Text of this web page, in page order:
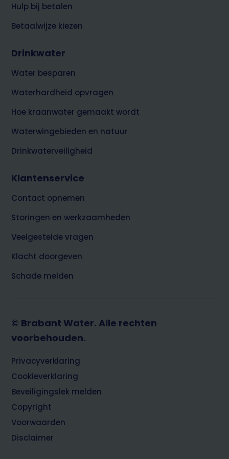
Hulp bij betalen
Betaalwijze kiezen
Drinkwater
Water besparen
Waterhardheid opvragen
Hoe kraanwater gemaakt wordt
Waterwingebieden en natuur
Drinkwaterveiligheid
Klantenservice
Contact opnemen
Storingen en werkzaamheden
Veelgestelde vragen
Klacht doorgeven
Schade melden
© Brabant Water. Alle rechten
voorbehouden.
Footer
Privacyverklaring
Cookieverklaring
Beveiligingslek melden
Copyright
Voorwaarden
Disclaimer